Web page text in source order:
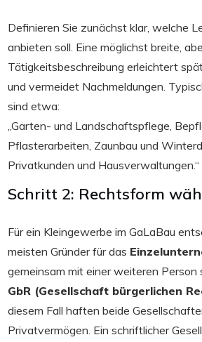
Definieren Sie zunächst klar, welche
anbieten soll. Eine möglichst breite,
Tätigkeitsbeschreibung erleichtert
und vermeidet Nachmeldungen.
sind etwa:
„Garten- und Landschaftspflege,
Pflasterarbeiten, Zaunbau und
Privatkunden und Hausverwaltungen.“
Schritt 2: Rechtsform
Für ein Kleingewerbe im GaLaBau
meisten Gründer für das
gemeinsam mit einer weiteren Person
GbR (Gesellschaft bürgerlichen
diesem Fall haften beide
Privatvermögen. Ein schriftlicher